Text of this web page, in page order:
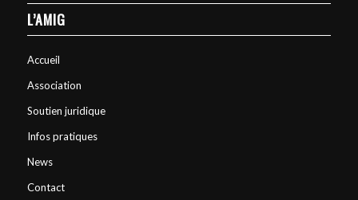
L’AMIG
Accueil
Association
Soutien juridique
Infos pratiques
News
Contact